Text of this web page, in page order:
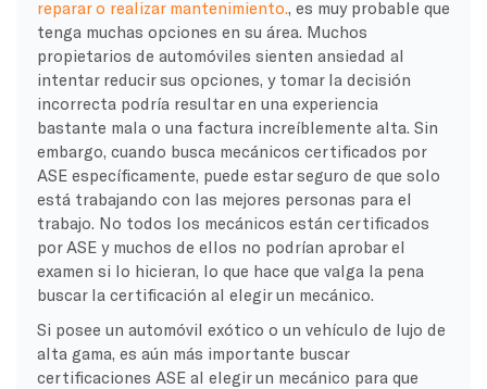
reparar o realizar mantenimiento.
, es muy probable que
tenga muchas opciones en su área. Muchos
propietarios de automóviles sienten ansiedad al
intentar reducir sus opciones, y tomar la decisión
incorrecta podría resultar en una experiencia
bastante mala o una factura increíblemente alta. Sin
embargo, cuando busca mecánicos certificados por
ASE específicamente, puede estar seguro de que solo
está trabajando con las mejores personas para el
trabajo. No todos los mecánicos están certificados
por ASE y muchos de ellos no podrían aprobar el
examen si lo hicieran, lo que hace que valga la pena
buscar la certificación al elegir un mecánico.
Si posee un automóvil exótico o un vehículo de lujo de
alta gama, es aún más importante buscar
certificaciones ASE al elegir un mecánico para que